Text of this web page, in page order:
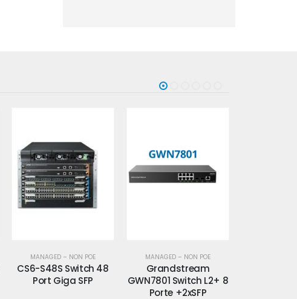
MANAGED – NON POE
Grandstream
GWN7801 Switch L2+ 8
MANAGED – NON POE
Grandstream
GWN7802 Switch L2+
16 Porte +4xSFP